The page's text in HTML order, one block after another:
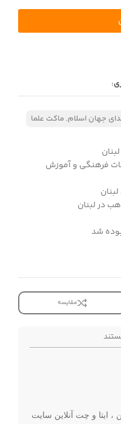
جهان اسلام, ماکت علما
فرهنگی و آموزش
در لبنان
شد
مقایسه
، ایتا و چت آنلاین سایت